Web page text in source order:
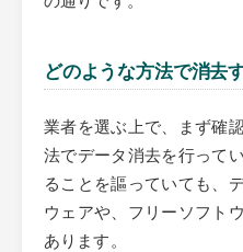
どのような方法で消去
業者を選ぶ上で、まず確
法でデータ消去を行って
ることを謳っていても、
ウェアや、フリーソフト
あります。